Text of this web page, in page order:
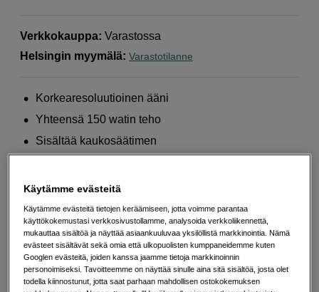
Verkkokauppa: Varastossa
Helsingin myymälä: Varastotilanne
Korkearesoluutioinen ääni
Yhteensä 150 watin teho
Sisältää kaukosäätimen
399 EUR
Määrä
Lisää ostoskoriin
Käytämme evästeitä
Käytämme evästeitä tietojen keräämiseen, jotta voimme parantaa
käyttökokemustasi verkkosivustollamme, analysoida verkkoliikennettä,
mukauttaa sisältöä ja näyttää asiaankuuluvaa yksilöllistä markkinointia. Nämä
evästeet sisältävät sekä omia että ulkopuolisten kumppaneidemme kuten
Googlen evästeitä, joiden kanssa jaamme tietoja markkinoinnin
personoimiseksi. Tavoitteemme on näyttää sinulle aina sitä sisältöä, josta olet
todella kiinnostunut, jotta saat parhaan mahdollisen ostokokemuksen